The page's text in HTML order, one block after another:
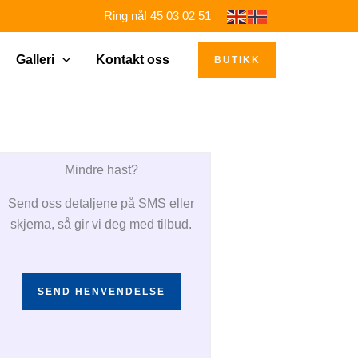
Ring nå! 45 03 02 51
Galleri Kontakt oss BUTIKK
Mindre hast?
Send oss detaljene på SMS eller
skjema, så gir vi deg med tilbud.
SEND HENVENDELSE